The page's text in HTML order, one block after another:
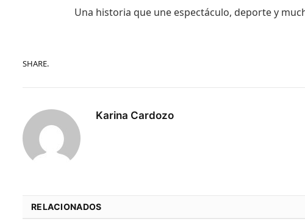
Una historia que une espectáculo, deporte y
SHARE.
Karina Cardozo
RELACIONADOS